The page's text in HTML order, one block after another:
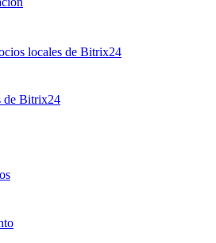
locales de Bitrix24
de Bitrix24